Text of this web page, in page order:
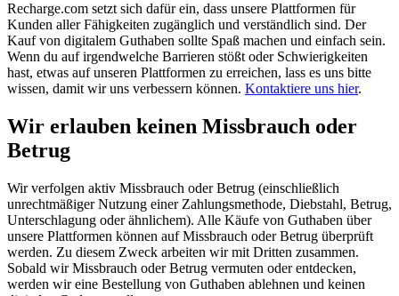
Recharge.com setzt sich dafür ein, dass unsere Plattformen für
Kunden aller Fähigkeiten zugänglich und verständlich sind. Der
Kauf von digitalem Guthaben sollte Spaß machen und einfach sein.
Wenn du auf irgendwelche Barrieren stößt oder Schwierigkeiten
hast, etwas auf unseren Plattformen zu erreichen, lass es uns bitte
wissen, damit wir uns verbessern können. Kontaktiere uns hier.
Wir erlauben keinen Missbrauch oder
Betrug
Wir verfolgen aktiv Missbrauch oder Betrug (einschließlich
unrechtmäßiger Nutzung einer Zahlungsmethode, Diebstahl, Betrug,
Unterschlagung oder ähnlichem). Alle Käufe von Guthaben über
unsere Plattformen können auf Missbrauch oder Betrug überprüft
werden. Zu diesem Zweck arbeiten wir mit Dritten zusammen.
Sobald wir Missbrauch oder Betrug vermuten oder entdecken,
werden wir eine Bestellung von Guthaben ablehnen und keinen